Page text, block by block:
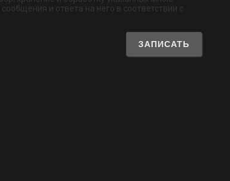
и ответа на него в соответствии с